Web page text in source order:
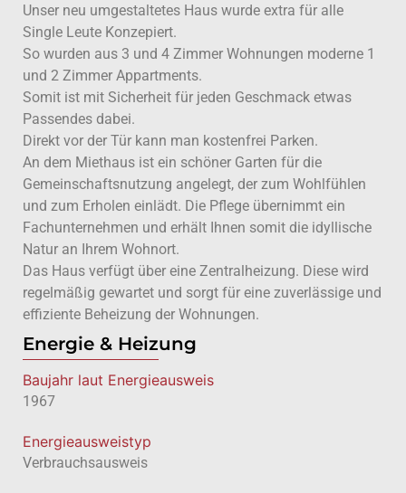
Unser neu umgestaltetes Haus wurde extra für alle
Single Leute Konzepiert.
So wurden aus 3 und 4 Zimmer Wohnungen moderne 1
und 2 Zimmer Appartments.
Somit ist mit Sicherheit für jeden Geschmack etwas
Passendes dabei.
Direkt vor der Tür kann man kostenfrei Parken.
An dem Miethaus ist ein schöner Garten für die
Gemeinschaftsnutzung angelegt, der zum Wohlfühlen
und zum Erholen einlädt. Die Pflege übernimmt ein
Fachunternehmen und erhält Ihnen somit die idyllische
Natur an Ihrem Wohnort.
Das Haus verfügt über eine Zentralheizung. Diese wird
regelmäßig gewartet und sorgt für eine zuverlässige und
effiziente Beheizung der Wohnungen.
Energie & Heizung
Baujahr laut Energieausweis
1967
Energie­ausweistyp
Verbrauchsausweis